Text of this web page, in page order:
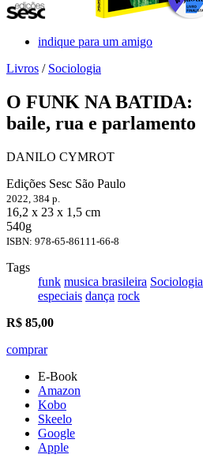
indique para um amigo
Livros / Sociologia
O FUNK NA BATIDA:
baile, rua e parlamento
DANILO CYMROT
Edições Sesc São Paulo
2022, 384 p.
16,2 x 23 x 1,5 cm
540g
ISBN: 978-65-86111-66-8
Tags
funk musica brasileira Sociologia
especiais dança rock
R$ 85,00
comprar
E-Book
Amazon
Kobo
Skeelo
Google
Apple